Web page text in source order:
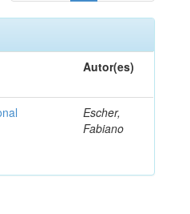
Autor(es)
Escher,
Fabiano